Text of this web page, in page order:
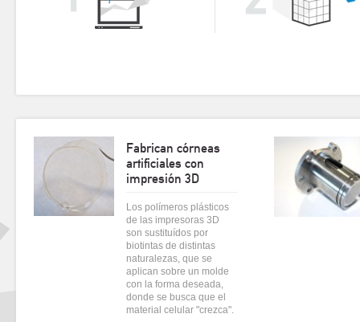
Fabrican córneas
artificiales con
impresión 3D
Los polímeros plásticos
de las impresoras 3D
son sustituídos por
biotintas de distintas
naturalezas, que se
aplican sobre un molde
con la forma deseada,
donde se busca que el
material celular "crezca".